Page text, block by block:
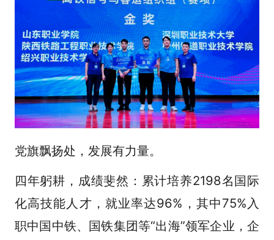
党旗飘扬处，发展有力量。
四年躬耕，成绩斐然：累计培养2198名国际
化高技能人才，就业率达96%，其中75%入
职中国中铁、国铁集团等“出海”领军企业，企